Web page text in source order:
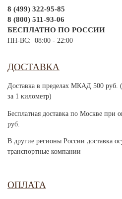
8 (499) 322-95-85
8 (800) 511-93-06
БЕСПЛАТНО ПО РОССИИ
ПН-ВС: 08:00 - 22:00
ДОСТАВКА
Доставка в пределах МКАД 500 руб.
за 1 километр)
Бесплатная доставка по Москве при
руб.
В другие регионы России доставка
транспортные компании
ОПЛАТА